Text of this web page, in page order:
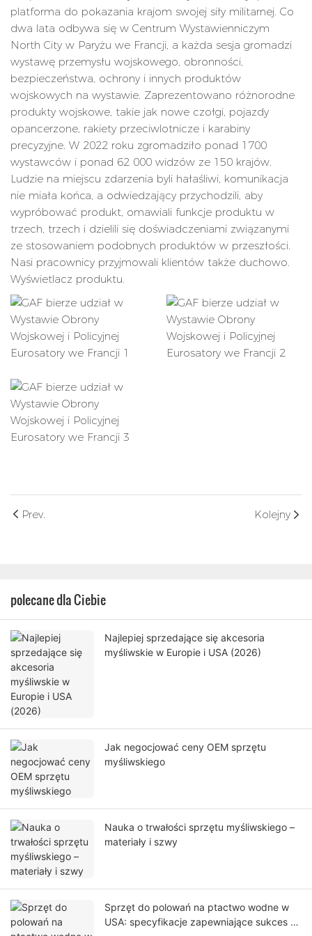
platforma do pokazania krajom swojej siły militarnej. Co
dwa lata odbywa się w Centrum Wystawienniczym
North City w Paryżu we Francji, a każda sesja gromadzi
wystawę przemysłu wojskowego, obronności,
bezpieczeństwa, ochrony i innych produktów
wojskowych na wystawie. Zaprezentowano różnorodne
produkty wojskowe, takie jak nowe czołgi, pojazdy
opancerzone, rakiety przeciwlotnicze i karabiny
precyzyjne. W 2022 roku zgromadziło ponad 1700
wystawców i ponad 62 000 widzów ze 150 krajów.
Ludzie na miejscu zdarzenia byli hałaśliwi, komunikacja
nie miała końca, a odwiedzający przychodzili, aby
wypróbować produkt, omawiali funkcje produktu w
trzech, trzech i dzielili się doświadczeniami związanymi
ze stosowaniem podobnych produktów w przeszłości.
Nasi pracownicy przyjmowali klientów także duchowo.
Wyświetlacz produktu.
Prev. Kolejny
polecane dla Ciebie
Najlepiej sprzedające się akcesoria
myśliwskie w Europie i USA (2026)
Jak negocjować ceny OEM sprzętu
myśliwskiego
Nauka o trwałości sprzętu myśliwskiego –
materiały i szwy
Sprzęt do polowań na ptactwo wodne w
USA: specyfikacje zapewniające sukces na